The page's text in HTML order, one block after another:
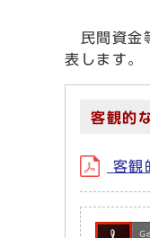
民間資金
表します。
客観的
客観